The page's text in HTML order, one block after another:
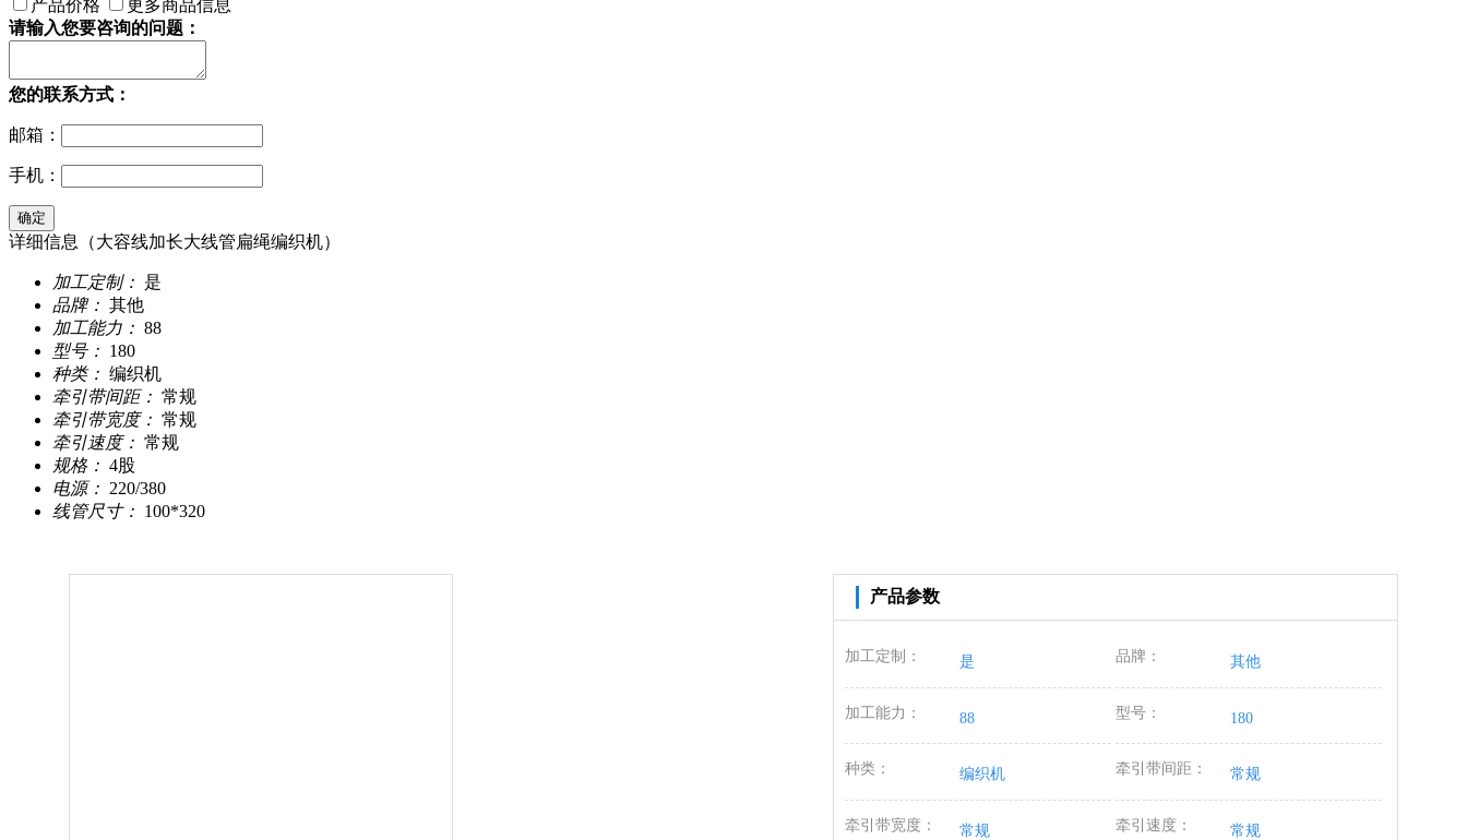
产品价格
更多商品信息
请输入您要咨询的问题：
您的联系方式：
邮箱：
手机：
详细信息（大容线加长大线管扁绳编织机）
加工定制： 是
品牌： 其他
加工能力： 88
型号： 180
种类： 编织机
牵引带间距： 常规
牵引带宽度： 常规
牵引速度： 常规
规格： 4股
电源： 220/380
线管尺寸： 100*320
产品参数
加工定制： 是 品牌： 其他
加工能力： 88 型号： 180
种类： 编织机 牵引带间距： 常规
牵引带宽度： 常规 牵引速度： 常规